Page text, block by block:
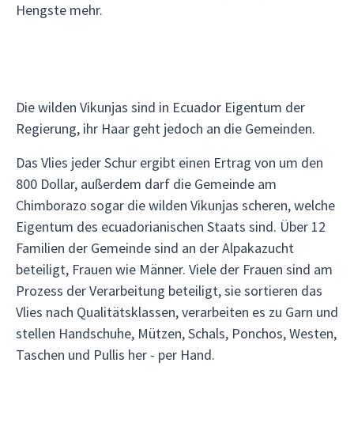
Hengste mehr.
Die wilden Vikunjas sind in Ecuador Eigentum der
Regierung, ihr Haar geht jedoch an die Gemeinden.
Das Vlies jeder Schur ergibt einen Ertrag von um den
800 Dollar, außerdem darf die Gemeinde am
Chimborazo sogar die wilden Vikunjas scheren, welche
Eigentum des ecuadorianischen Staats sind. Über 12
Familien der Gemeinde sind an der Alpakazucht
beteiligt, Frauen wie Männer. Viele der Frauen sind am
Prozess der Verarbeitung beteiligt, sie sortieren das
Vlies nach Qualitätsklassen, verarbeiten es zu Garn und
stellen Handschuhe, Mützen, Schals, Ponchos, Westen,
Taschen und Pullis her - per Hand.